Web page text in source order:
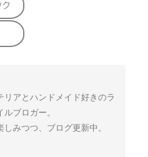
リアとハンドメイド好きのラ
ルブロガー。
しみつつ、ブログ更新中。